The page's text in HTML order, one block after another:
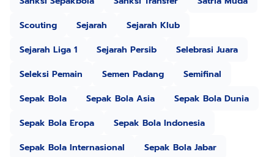
Scouting
Sejarah
Sejarah Klub
Sejarah Liga 1
Sejarah Persib
Selebrasi Juara
Seleksi Pemain
Semen Padang
Semifinal
Sepak Bola
Sepak Bola Asia
Sepak Bola Dunia
Sepak Bola Eropa
Sepak Bola Indonesia
Sepak Bola Internasional
Sepak Bola Jabar